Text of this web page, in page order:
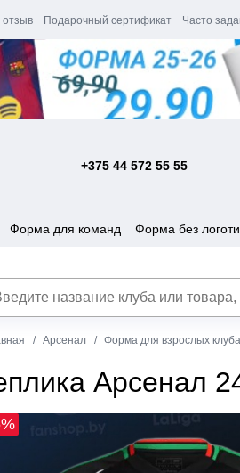
отзыв Подарочный сертификат Часто
+375 44 572 55 55
Форма для команд Форма без
Арсенал Форма для взрослых
Арсенал